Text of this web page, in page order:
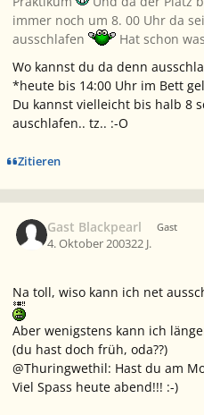
immer noch um 8. 00 Uhr da
ausschlafen
Hat schon
Wo kannst du da denn
*heute bis 14:00 Uhr im Bett
Du kannst vielleicht bis halb 8
auschlafen.. tz.. :-O
Zitieren
Gast Blackpearl Gast
4. Oktober 200322 J.
Na toll, wiso kann ich net
Aber wenigstens kann ich
(du hast doch früh, oda??)
@Thuringwethil: Hast du am
Viel Spass heute abend!!! :-)